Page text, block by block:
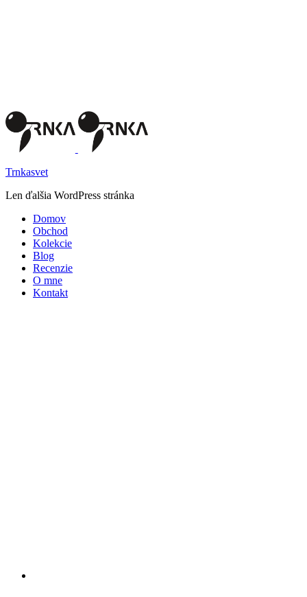
Trnkasvet
Len ďalšia WordPress stránka
Domov
Obchod
Kolekcie
Blog
Recenzie
O mne
Kontakt